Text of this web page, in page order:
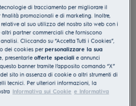
Filter: filtraggio avanzato.
filtro a carbone OdourClean Plus.
Plus ha una durata di 2-3 anni*.
facile da pulire in lavastoviglie.
di tracciamento per migliorare il
promozionali e di marketing. Inoltre,
al suo utilizzo del nostro sito web con i
partner commerciali che forniscono
Cliccando su “Accetta Tutti i Cookies”,
dei cookies perpersonalizzare la sua
, presentarleofferte speciali e annunci
banner tramite l’apposito comando “X”
sito in assenza di cookie o altri strumenti di
tecnici. Per ulteriori informazioni, la
Informativa sui Cookie e Informativa